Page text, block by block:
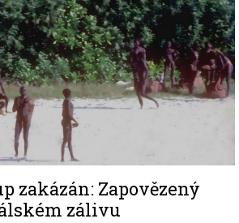
zakázán: Zapovězený
zálivu